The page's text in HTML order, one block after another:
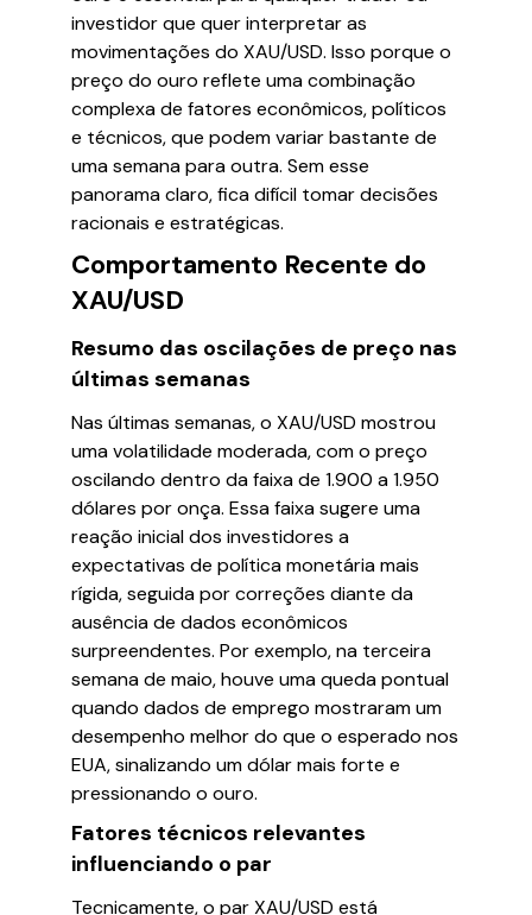
investidor que quer interpretar as
movimentações do XAU/USD. Isso porque o
preço do ouro reflete uma combinação
complexa de fatores econômicos, políticos
e técnicos, que podem variar bastante de
uma semana para outra. Sem esse
panorama claro, fica difícil tomar decisões
racionais e estratégicas.
Comportamento Recente do
XAU/USD
Resumo das oscilações de preço nas
últimas semanas
Nas últimas semanas, o XAU/USD mostrou
uma volatilidade moderada, com o preço
oscilando dentro da faixa de 1.900 a 1.950
dólares por onça. Essa faixa sugere uma
reação inicial dos investidores a
expectativas de política monetária mais
rígida, seguida por correções diante da
ausência de dados econômicos
surpreendentes. Por exemplo, na terceira
semana de maio, houve uma queda pontual
quando dados de emprego mostraram um
desempenho melhor do que o esperado nos
EUA, sinalizando um dólar mais forte e
pressionando o ouro.
Fatores técnicos relevantes
influenciando o par
Tecnicamente, o par XAU/USD está